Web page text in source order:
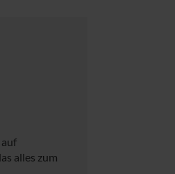
alles zum